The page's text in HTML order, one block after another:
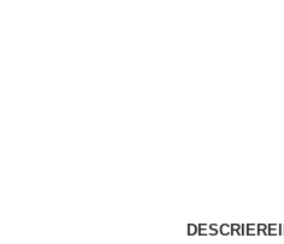
DESCRIERE